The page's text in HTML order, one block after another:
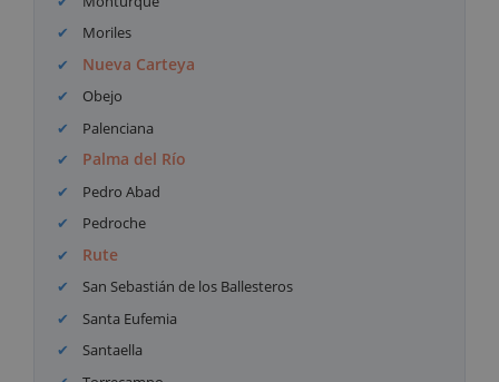
Moriles
Nueva Carteya
Obejo
Palenciana
Palma del Río
Pedro Abad
Pedroche
Rute
San Sebastián de los Ballesteros
Santa Eufemia
Santaella